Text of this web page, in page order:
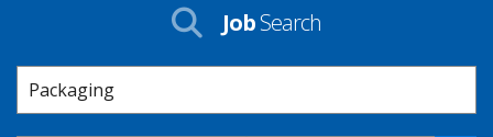
JobSearch
Keyword